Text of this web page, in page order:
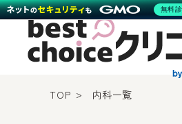
TOP 内科一覧
無料